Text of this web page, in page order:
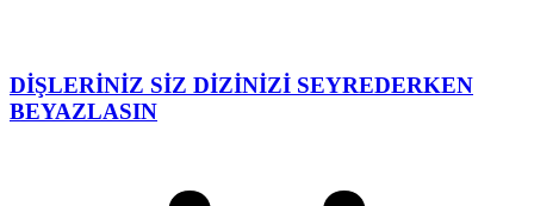
DİŞLERİNİZ SİZ DİZİNİZİ SEYREDERKEN
BEYAZLASIN